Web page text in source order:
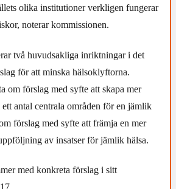
olika institutioner verkligen fungerar
noterar kommissionen.
två huvudsakliga inriktningar i det
för att minska hälsoklyftorna.
om förslag med syfte att skapa mer
antal centrala områden för en jämlik
förslag med syfte att främja en mer
av insatser för jämlik hälsa.
med konkreta förslag i sitt